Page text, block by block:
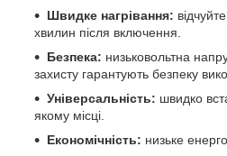
Швидке нагрівання:
хвилин після включення.
Безпека: низьковольтна
захисту гарантують безпеку
Універсальність: швидко
якому місці.
Економічність: низьке